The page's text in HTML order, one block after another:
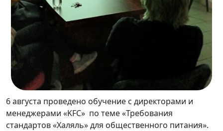
6 августа проведено обучение с директорами и
менеджерами «KFС» по теме «Требования
стандартов «Халяль» для общественного питания».